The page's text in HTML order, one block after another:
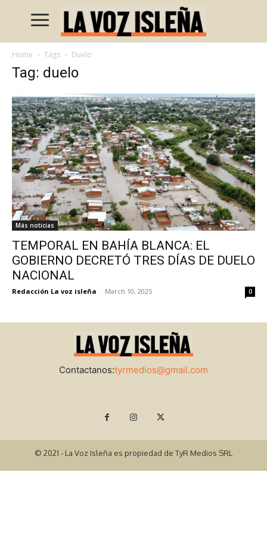
Home Tags Duelo
Tag: duelo
Más noticias
TEMPORAL EN BAHÍA BLANCA: EL
GOBIERNO DECRETÓ TRES DÍAS DE DUELO
NACIONAL
Redacción La voz isleña - March 10, 2025 0
Contactanos:tyrmedios@gmail.com
© 2021 - La Voz Isleña es propiedad de TyR Medios SRL